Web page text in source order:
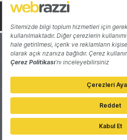
Hakkında
Katkıda Bulun